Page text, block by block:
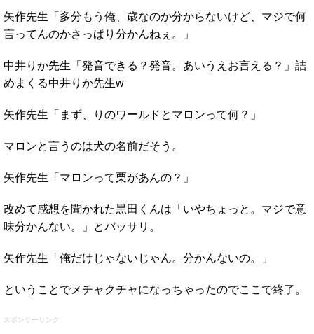
矢作先生「多分もう俺、歳なのか分からないけど、マジで何
言ってんのかさっぱり分かんねぇ。」
中井りか先生「発音できる？発音。あいうえお言える？」詰
めまくる中井りか先生w
矢作先生「まず、りのワールドとマロンって何？」
マロンと言うのは犬の名前だそう。
矢作先生「マロンって栗があんの？」
改めて感想を聞かれた黒田くんは「いやちょっと。マジで意
味分かんない。」とバッサリ。
矢作先生「俺だけじゃないじゃん。分かんないの。」
ということでメチャクチャになっちゃったのでここで終了。
スポンサーリンク